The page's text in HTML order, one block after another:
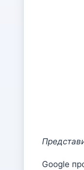
Google